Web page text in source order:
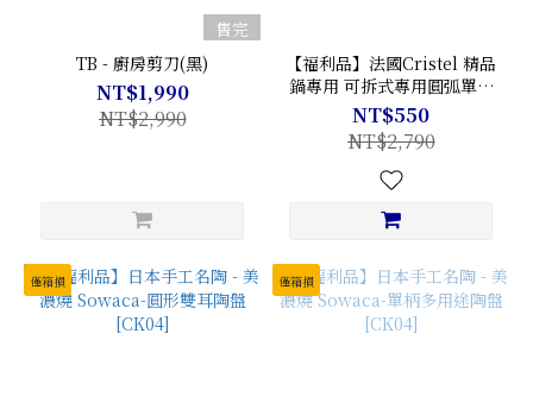
售完
TB - 廚房剪刀(黑)
NT$1,990
NT$2,990
【福利品】法國Cristel 精品
鍋專用 可拆式專用圓弧單手
柄
NT$550
NT$2,790
僅箱損 僅箱損